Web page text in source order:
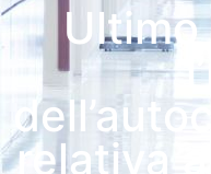
relativa